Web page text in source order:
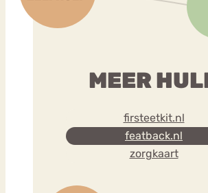
MEER
firsteetkit.nl
featback.nl
zorgkaart